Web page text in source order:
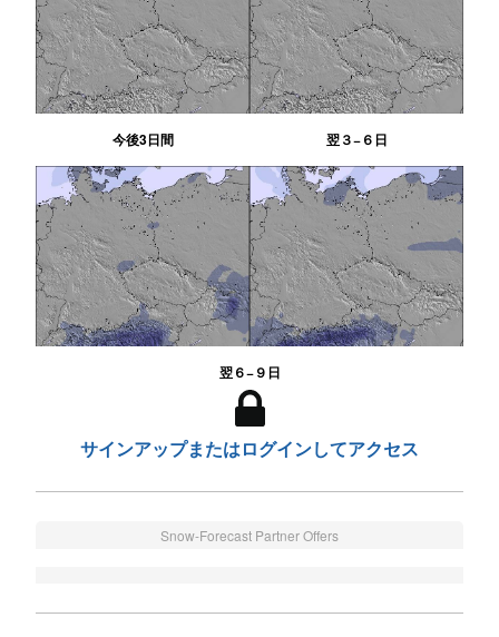
今後3日間 翌３−６日
翌６−９日
サインアップまたはログインしてアクセス
Snow-Forecast Partner Offers